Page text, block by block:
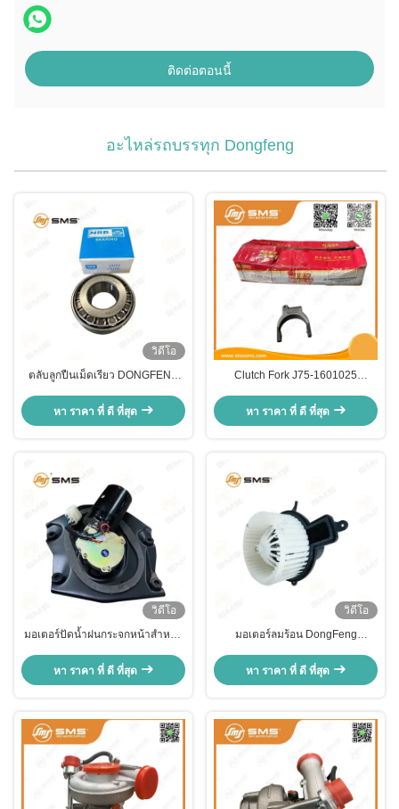
ติดต่อตอนนี้
อะไหล่รถบรรทุก Dongfeng
วิดีโอ
ตลับลูกปืนเม็ดเรียว DONGFENG
× 42.25 มม.
หา ราคา ที่ ดี ที่สุด
Clutch Fork J75-1601025
หา ราคา ที่ ดี ที่สุด
วิดีโอ
มอเตอร์ปัดน้ำฝนกระจกหน้าสำหรับ
05010 OEM
หา ราคา ที่ ดี ที่สุด
วิดีโอ
มอเตอร์ลมร้อน DongFeng
รถบรรทุก DONGFENG
หา ราคา ที่ ดี ที่สุด